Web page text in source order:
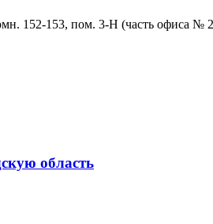
152-153, пом. 3-Н (часть офиса №
область